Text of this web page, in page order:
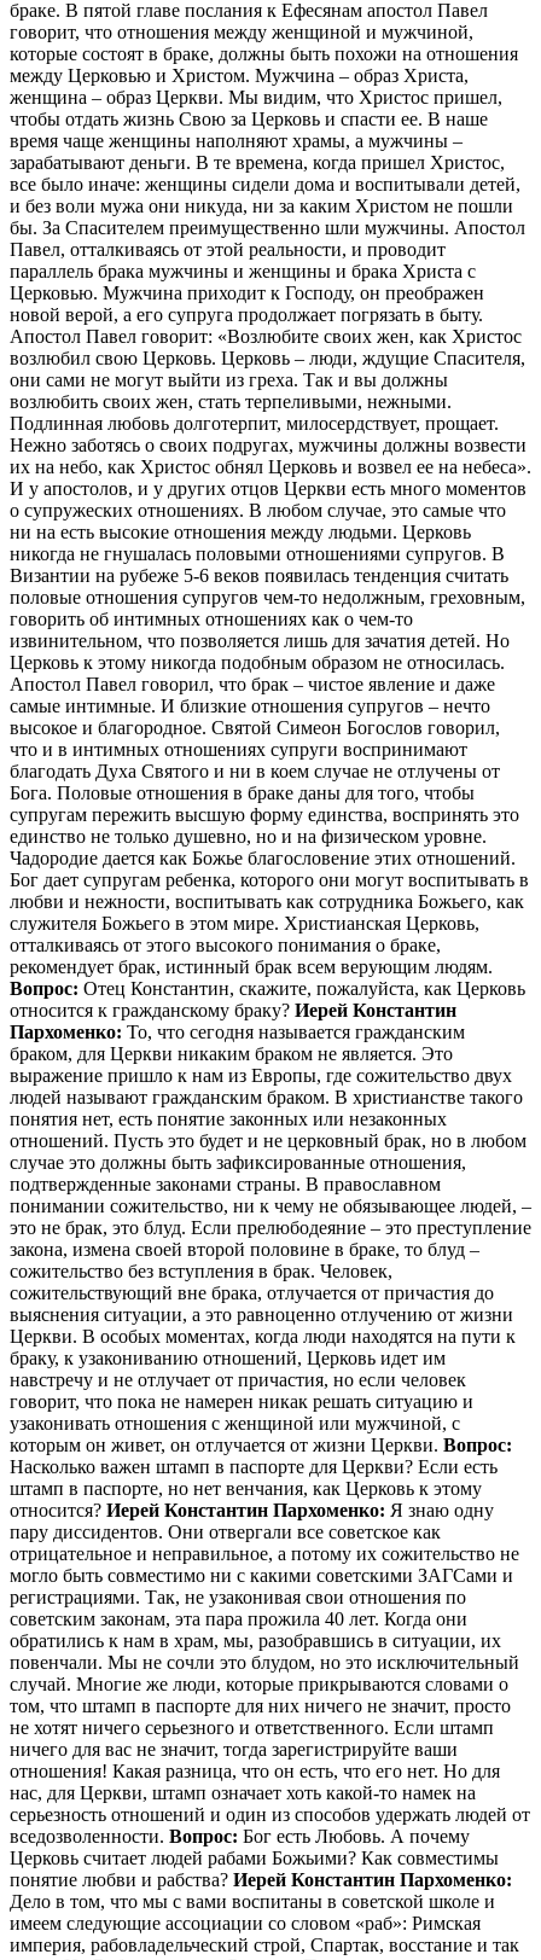
Вопрос: Отец Константин, скажите, пожалуйста, как Церковь
относится к гражданскому браку? Иерей Константин
Пархоменко: То, что сегодня называется гражданским
браком, для Церкви никаким браком не является. Это
выражение пришло к нам из Европы, где сожительство двух
людей называют гражданским браком. В христианстве такого
понятия нет, есть понятие законных или незаконных
отношений. Пусть это будет и не церковный брак, но в любом
случае это должны быть зафиксированные отношения,
подтвержденные законами страны. В православном
понимании сожительство, ни к чему не обязывающее людей, –
это не брак, это блуд. Если прелюбодеяние – это преступление
закона, измена своей второй половине в браке, то блуд –
сожительство без вступления в брак. Человек,
сожительствующий вне брака, отлучается от причастия до
выяснения ситуации, а это равноценно отлучению от жизни
Церкви. В особых моментах, когда люди находятся на пути к
браку, к узакониванию отношений, Церковь идет им
навстречу и не отлучает от причастия, но если человек
говорит, что пока не намерен никак решать ситуацию и
узаконивать отношения с женщиной или мужчиной, с
которым он живет, он отлучается от жизни Церкви. Вопрос:
Насколько важен штамп в паспорте для Церкви? Если есть
штамп в паспорте, но нет венчания, как Церковь к этому
относится? Иерей Константин Пархоменко: Я знаю одну
пару диссидентов. Они отвергали все советское как
отрицательное и неправильное, а потому их сожительство не
могло быть совместимо ни с какими советскими ЗАГСами и
регистрациями. Так, не узаконивая свои отношения по
советским законам, эта пара прожила 40 лет. Когда они
обратились к нам в храм, мы, разобравшись в ситуации, их
повенчали. Мы не сочли это блудом, но это исключительный
случай. Многие же люди, которые прикрываются словами о
том, что штамп в паспорте для них ничего не значит, просто
не хотят ничего серьезного и ответственного. Если штамп
ничего для вас не значит, тогда зарегистрируйте ваши
отношения! Какая разница, что он есть, что его нет. Но для
нас, для Церкви, штамп означает хоть какой-то намек на
серьезность отношений и один из способов удержать людей от
вседозволенности. Вопрос: Бог есть Любовь. А почему
Церковь считает людей рабами Божьими? Как совместимы
понятие любви и рабства? Иерей Константин Пархоменко:
Дело в том, что мы с вами воспитаны в советской школе и
имеем следующие ассоциации со словом «раб»: Римская
империя, рабовладельческий строй, Спартак, восстание и так